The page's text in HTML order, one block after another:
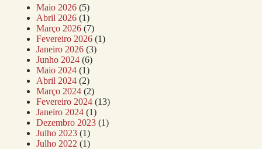
Maio 2026 (5)
Abril 2026 (1)
Março 2026 (7)
Fevereiro 2026 (1)
Janeiro 2026 (3)
Junho 2024 (6)
Maio 2024 (1)
Abril 2024 (2)
Março 2024 (2)
Fevereiro 2024 (13)
Janeiro 2024 (1)
Dezembro 2023 (1)
Julho 2023 (1)
Julho 2022 (1)